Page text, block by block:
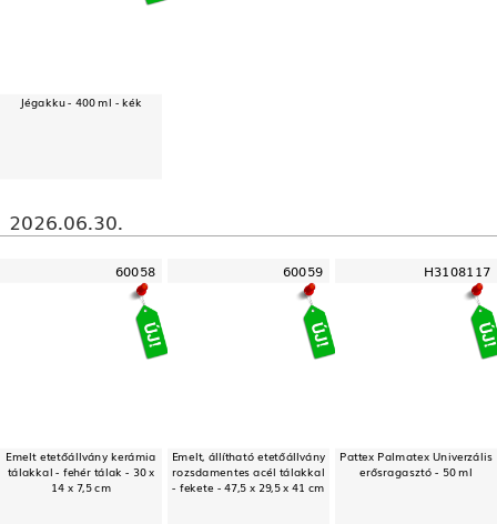
Jégakku - 400 ml - kék
2026.06.30.
60058
Emelt etetőállvány kerámia
tálakkal - fehér tálak - 30 x
14 x 7,5 cm
60059
Emelt, állítható etetőállvány
rozsdamentes acél tálakkal
- fekete - 47,5 x 29,5 x 41 cm
H3108117
Pattex Palmatex Univerzális
erősragasztó - 50 ml